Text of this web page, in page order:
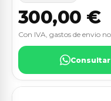
300,00 €
Con IVA, gastos de envio